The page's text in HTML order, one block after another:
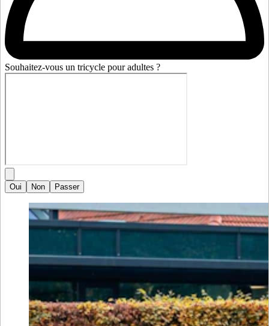
Souhaitez-vous un tricycle pour adultes ?
Oui Non Passer